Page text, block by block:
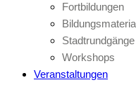
Fortbildungen
Stadtrundgänge
Workshops
Veranstaltungen